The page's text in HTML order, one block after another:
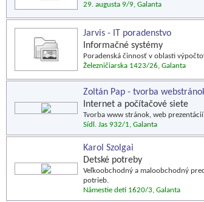
29. augusta 9/9, Galanta
Jarvis - IT poradenstvo
Informačné systémy
Poradenská činnosť v oblasti
Železničiarska 1423/26, Galanta
Zoltán Pap - tvorba
Internet a počítačové siete
Tvorba www stránok, web
Sídl. Jas 932/1, Galanta
Karol Szolgai
Detské potreby
Veľkoobchodný a maloobchodný
potrieb.
Námestie detí 1620/3, Galanta